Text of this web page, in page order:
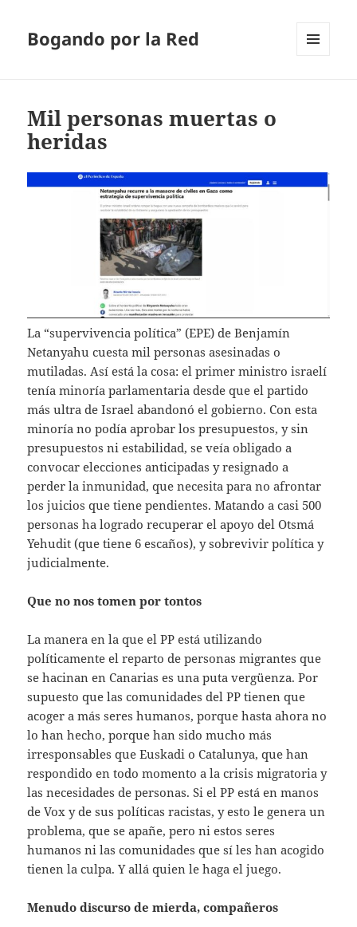
Bogando por la Red
Mil personas muertas o
heridas
La “supervivencia política” (EPE) de Benjamín
Netanyahu cuesta mil personas asesinadas o
mutiladas. Así está la cosa: el primer ministro israelí
tenía minoría parlamentaria desde que el partido
más ultra de Israel abandonó el gobierno. Con esta
minoría no podía aprobar los presupuestos, y sin
presupuestos ni estabilidad, se veía obligado a
convocar elecciones anticipadas y resignado a
perder la inmunidad, que necesita para no afrontar
los juicios que tiene pendientes. Matando a casi 500
personas ha logrado recuperar el apoyo del Otsmá
Yehudit (que tiene 6 escaños), y sobrevivir política y
judicialmente.
Que no nos tomen por tontos
La manera en la que el PP está utilizando
políticamente el reparto de personas migrantes que
se hacinan en Canarias es una puta vergüenza. Por
supuesto que las comunidades del PP tienen que
acoger a más seres humanos, porque hasta ahora no
lo han hecho, porque han sido mucho más
irresponsables que Euskadi o Catalunya, que han
respondido en todo momento a la crisis migratoria y
las necesidades de personas. Si el PP está en manos
de Vox y de sus políticas racistas, y esto le genera un
problema, que se apañe, pero ni estos seres
humanos ni las comunidades que sí les han acogido
tienen la culpa. Y allá quien le haga el juego.
Menudo discurso de mierda, compañeros